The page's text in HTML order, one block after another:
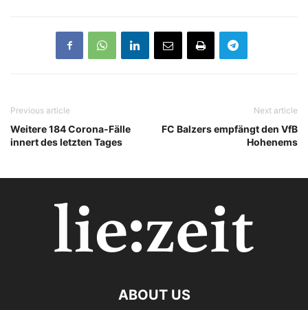
Previous article
Weitere 184 Corona-Fälle
innert des letzten Tages
Next article
FC Balzers empfängt den VfB
Hohenems
ABOUT US